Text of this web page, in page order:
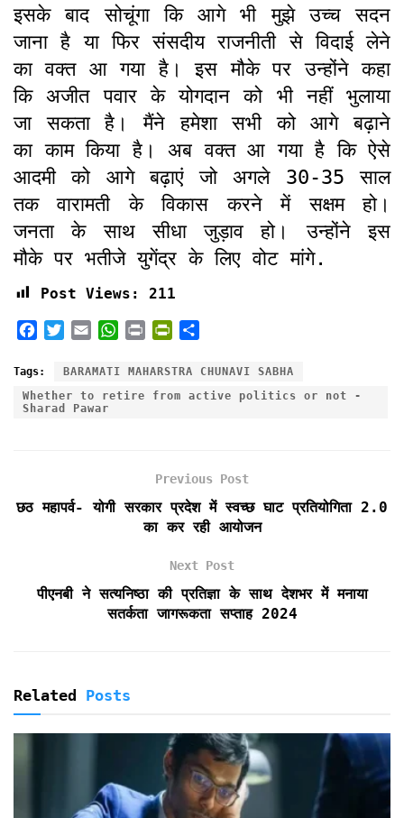
इसके बाद सोचूंगा कि आगे भी मुझे उच्च सदन
जाना है या फिर संसदीय राजनीती से विदाई लेने
का वक्त आ गया है। इस मौके पर उन्होंने कहा
कि अजीत पवार के योगदान को भी नहीं भुलाया
जा सकता है। मैंने हमेशा सभी को आगे बढ़ाने
का काम किया है। अब वक्त आ गया है कि ऐसे
आदमी को आगे बढ़ाएं जो अगले 30-35 साल
तक वारामती के विकास करने में सक्षम हो।
जनता के साथ सीधा जुड़ाव हो। उन्होंने इस
मौके पर भतीजे युगेंद्र के लिए वोट मांगे.
Post Views: 211
c
b
i
t
a
l
a
t
i
i
e
n
d
y
a
r
Tags:
BARAMATI MAHARSTRA CHUNAVI SABHA
Whether to retire from active politics or not -
Sharad Pawar
Previous Post
छठ महापर्व- योगी सरकार प्रदेश में स्वच्छ घाट प्रतियोगिता 2.0
का कर रही आयोजन
Next Post
पीएनबी ने सत्यनिष्ठा की प्रतिज्ञा के साथ देशभर में मनाया
सतर्कता जागरूकता सप्ताह 2024
Related Posts